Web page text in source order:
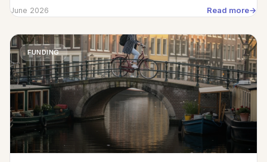
June 2026 Read more
FUNDING